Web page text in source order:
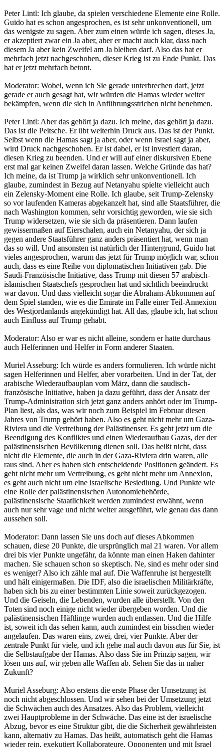
Peter Lintl: Ich glaube, da spielen verschiedene Elemente eine Rolle.
Guido hat es schon angesprochen, es ist sehr unkonventionell, um
das wenigste zu sagen. Aber zum einen würde ich sagen, dieses Ja,
er akzeptiert zwar ein Ja aber, aber er macht auch klar, dass nach
diesem Ja aber kein Zweifel am Ja bleiben darf. Also das hat er
mehrfach jetzt nachgeschoben, dieser Krieg ist zu Ende Punkt. Das
hat er jetzt mehrfach betont.
Moderator: Wobei, wenn ich Sie gerade unterbrechen darf, jetzt
gerade er auch gesagt hat, wir würden die Hamas wieder weiter
bekämpfen, wenn die sich in Anführungsstrichen nicht benehmen.
Peter Lintl: Aber das gehört ja dazu. Ich meine, das gehört ja dazu.
Das ist die Peitsche. Er übt weiterhin Druck aus. Das ist der Punkt.
Selbst wenn die Hamas sagt ja aber, oder wenn Israel sagt ja aber,
wird Druck nachgeschoben. Er ist dabei, er ist investiert daran,
diesen Krieg zu beenden. Und er will auf einer diskursiven Ebene
erst mal gar keinen Zweifel daran lassen. Welche Gründe das hat?
Ich meine, da ist Trump ja wirklich sehr unkonventionell. Ich
glaube, zumindest in Bezug auf Netanyahu spielte vielleicht auch
ein Zelensky-Moment eine Rolle. Ich glaube, seit Trump-Zelensky
so vor laufenden Kameras abgekanzelt hat, sind alle Staatsführer, die
nach Washington kommen, sehr vorsichtig geworden, wie sie sich
Trump widersetzen, wie sie sich da präsentieren. Dann laufen
gewissermaßen auf Eierschalen, auch ein Netanyahu, der sich ja
gegen andere Staatsführer ganz anders präsentiert hat, wenn man
das so will. Und ansonsten ist natürlich der Hintergrund, Guido hat
vieles angesprochen, warum das jetzt für Trump möglich war, schon
auch, dass es eine Reihe von diplomatischen Initiativen gab. Die
Saudi-Französische Initiative, dass Trump mit diesen 57 arabisch-
islamischen Staatschefs gesprochen hat und sichtlich beeindruckt
war davon. Und dass vielleicht sogar die Abraham-Abkommen auf
dem Spiel standen, wie es die Emirate im Falle einer Teil-Annexion
des Westjordanlands angekündigt hat. All das, glaube ich, hat schon
auch Einfluss auf Trump gehabt.
Moderator: Also er war es nicht alleine, sondern er hatte durchaus
auch Helferinnen und Helfer in Form anderer Staaten.
Muriel Asseburg: Ich würde es anders formulieren. Ich würde nicht
sagen Helferinnen und Helfer, aber vorarbeiten. Und in der Tat, der
arabische Wiederaufbauplan vom März, dann die saudisch-
französische Initiative, haben ja dazu geführt, dass der Ansatz der
Trump-Administration sich jetzt ganz anders anhört oder im Trump-
Plan liest, als das, was wir noch zum Beispiel im Februar diesen
Jahres von Trump gehört haben. Also es geht nicht mehr um Gaza-
Riviera und die Vertreibung der Palästinenser. Es geht jetzt um die
Beendigung des Konfliktes und einen Wiederaufbau Gazas, der der
palästinensischen Bevölkerung dienen soll. Das heißt nicht, dass
nicht die Elemente, die auch in der Gaza-Riviera drin waren, alle
raus sind. Aber es haben sich entscheidende Positionen geändert. Es
geht nicht mehr um Vertreibung, es geht nicht mehr um Annexion,
es geht auch nicht um eine israelische Besiedlung. Und Punkte wie
eine Rolle der palästinensischen Autonomiebehörde,
palästinensische Staatlichkeit werden zumindest erwähnt, wenn
auch nur sehr vage und nicht weiter ausgeführt, wie genau das dann
aussehen soll.
Moderator: Dann lassen Sie uns doch auf dieses Abkommen
schauen, diese 20 Punkte, die ursprünglich mal 21 waren. Vor allem
drei bis vier Punkte ungefähr, da könnte man einen Haken dahinter
machen. Sie schauen schon so skeptisch. Ne, sind es mehr oder sind
es weniger? Also ich zähle mal auf. Die Waffenruhe ist hergestellt
und hält einigermaßen. Die IDF, also die israelischen Militärkräfte,
haben sich bis zu einer bestimmten Linie soweit zurückgezogen.
Und die Geiseln, die Lebenden, wurden alle überstellt. Von den
Toten sind noch einige nicht wieder übergeben worden. Und die
palästinensischen Häftlinge wurden auch entlassen. Und die Hilfe
ist, soweit ich das sehen kann, auch zumindest ein bisschen wieder
angelaufen. Das waren eins, zwei, drei, vier Punkte. Aber der
zentrale Punkt für viele, und ich gehe mal auch davon aus für Sie, ist
die Selbstaufgabe der Hamas. Also dass Sie im Prinzip sagen, wir
lösen uns auf, wir geben alle Waffen ab. Sehen Sie das in naher
Zukunft?
Muriel Asseburg: Also erstens die erste Phase der Umsetzung ist
noch nicht abgeschlossen. Und wir sehen bei der Umsetzung jetzt
die Schwächen auch des Ansatzes. Also das Problem, vielleicht
zwei Hauptprobleme in der Schwäche. Das eine ist der israelische
Abzug, bevor es eine Struktur gibt, die die Sicherheit gewährleisten
kann, alternativ zu Hamas. Das heißt, automatisch geht die Hamas
wieder rein, exekutiert Kollaborateure, Opponenten und mit Israel